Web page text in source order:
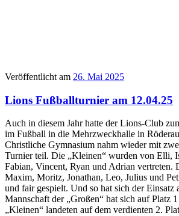
Veröffentlicht am 26. Mai 2025
Lions Fußballturnier am 12.04.25
Auch in diesem Jahr hatte der Lions-Club
im Fußball in die Mehrzweckhalle in
Christliche Gymnasium nahm wieder mit
Turnier teil. Die „Kleinen“ wurden von Elli,
Fabian, Vincent, Ryan und Adrian vertreten.
Maxim, Moritz, Jonathan, Leo, Julius und
und fair gespielt. Und so hat sich der Einsatz
Mannschaft der „Großen“ hat sich auf Platz
„Kleinen“ landeten auf dem verdienten 2.